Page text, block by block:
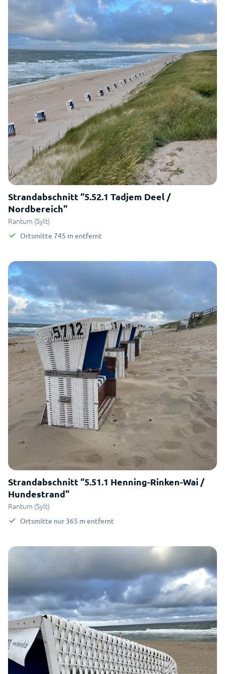
Strandabschnitt “5.52.1 Tadjem Deel /
Nordbereich"
Rantum (Sylt)
Ortsmitte 745 m entfernt
Strandabschnitt “5.51.1 Henning-Rinken-Wai /
Hundestrand"
Rantum (Sylt)
Ortsmitte nur 365 m entfernt